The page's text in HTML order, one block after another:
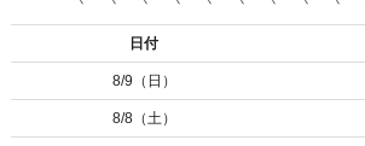
日付
8/9（日）
8/8（土）